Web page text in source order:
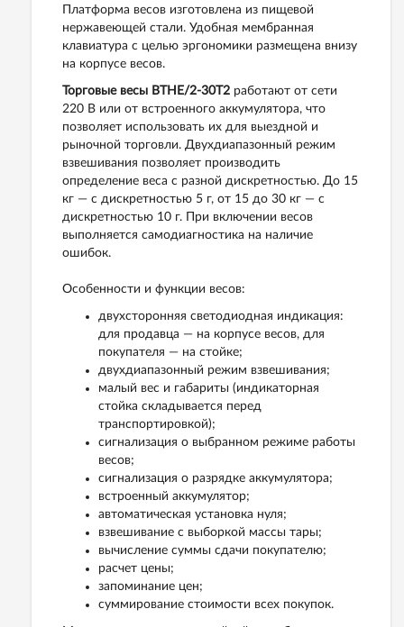
Платформа весов изготовлена из пищевой
нержавеющей стали. Удобная мембранная
клавиатура с целью эргономики размещена внизу
на корпусе весов.
Торговые весы ВТНЕ/2-30Т2 работают от сети
220 В или от встроенного аккумулятора, что
позволяет использовать их для выездной и
рыночной торговли. Двухдиапазонный режим
взвешивания позволяет производить
определение веса с разной дискретностью. До 15
кг — с дискретностью 5 г, от 15 до 30 кг — с
дискретностью 10 г. При включении весов
выполняется самодиагностика на наличие
ошибок.
Особенности и функции весов:
двухсторонняя светодиодная индикация:
для продавца — на корпусе весов, для
покупателя — на стойке;
двухдиапазонный режим взвешивания;
малый вес и габариты (индикаторная
стойка складывается перед
транспортировкой);
сигнализация о выбранном режиме работы
весов;
сигнализация о разрядке аккумулятора;
встроенный аккумулятор;
автоматическая установка нуля;
взвешивание с выборкой массы тары;
вычисление суммы сдачи покупателю;
расчет цены;
запоминание цен;
суммирование стоимости всех покупок.